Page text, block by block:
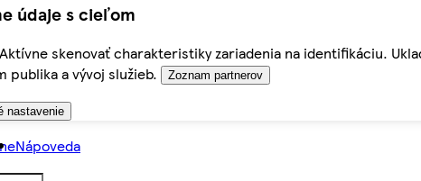
údaje s cieľom
skenovať charakteristiky zariadenia na identifikáciu.
publika a vývoj služieb.
Zoznam partnerov
nastavenie
Nápoveda